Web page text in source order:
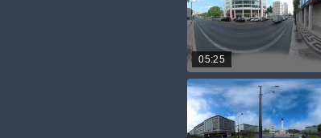
05:25